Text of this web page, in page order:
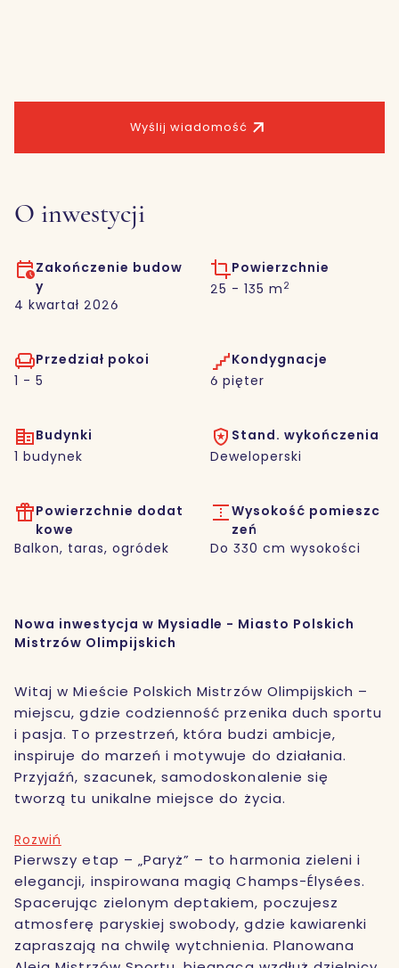
Wyślij wiadomość
O inwestycji
Zakończenie budow
y
4 kwartał 2026
Powierzchnie
25 - 135 m 2
Przedział pokoi
1 - 5
Kondygnacje
6 pięter
Budynki
1 budynek
Stand. wykończenia
Deweloperski
Powierzchnie dodat
kowe
Balkon, taras, ogródek
Wysokość pomieszc
zeń
Do 330 cm wysokości
Nowa inwestycja w Mysiadle - Miasto Polskich
Mistrzów Olimpijskich
Witaj w Mieście Polskich Mistrzów Olimpijskich –
miejscu, gdzie codzienność przenika duch sportu
i pasja. To przestrzeń, która budzi ambicje,
inspiruje do marzeń i motywuje do działania.
Przyjaźń, szacunek, samodoskonalenie się
tworzą tu unikalne miejsce do życia.
Rozwiń
Pierwszy etap – „Paryż” – to harmonia zieleni i
elegancji, inspirowana magią Champs-Élysées.
Spacerując zielonym deptakiem, poczujesz
atmosferę paryskiej swobody, gdzie kawiarenki
zapraszają na chwilę wytchnienia. Planowana